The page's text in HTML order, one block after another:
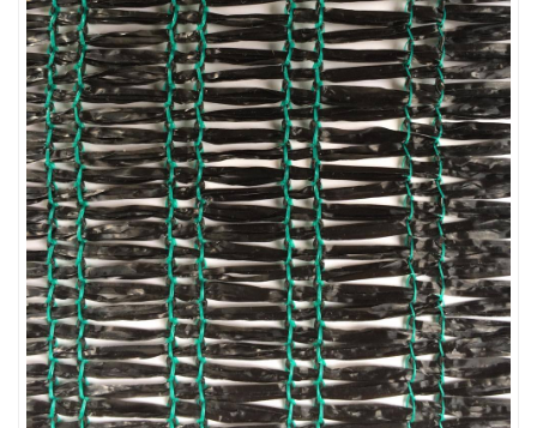
LƯỚI HÀNG RÀO HÌNH VUÔNG